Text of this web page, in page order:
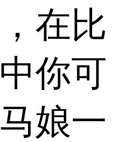
在比
你可
娘一